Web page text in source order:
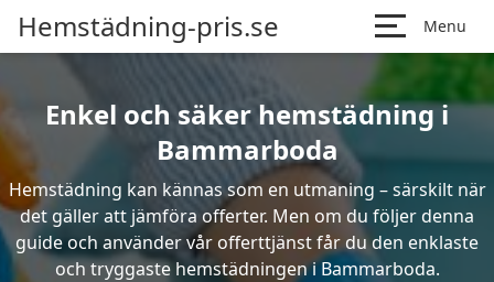
Hemstädning-pris.se Menu
Enkel och säker hemstädning i
Bammarboda
Hemstädning kan kännas som en utmaning – särskilt när
det gäller att jämföra offerter. Men om du följer denna
guide och använder vår offerttjänst får du den enklaste
och tryggaste hemstädningen i Bammarboda.